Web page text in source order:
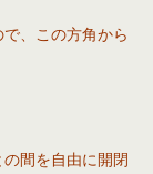
、この方角から
間を自由に開閉